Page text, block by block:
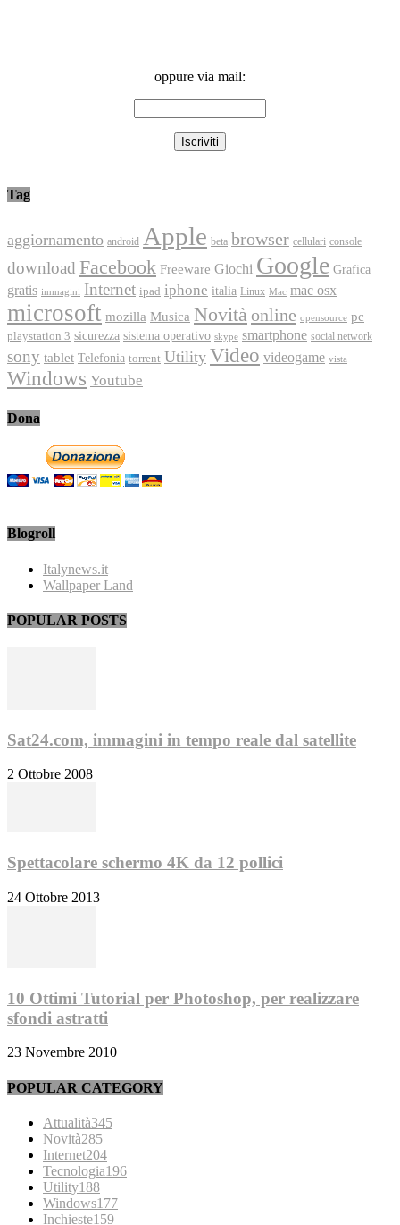
oppure via mail:
Tag
aggiornamento android Apple beta browser cellulari console
download Facebook Freeware Giochi Google Grafica
gratis immagini Internet ipad iphone italia Linux Mac mac osx
microsoft mozilla Musica Novità online opensource pc
playstation 3 sicurezza sistema operativo skype smartphone social network
sony tablet Telefonia torrent Utility Video videogame vista
Windows Youtube
Dona
Blogroll
Italynews.it
Wallpaper Land
POPULAR POSTS
Sat24.com, immagini in tempo reale dal satellite
2 Ottobre 2008
Spettacolare schermo 4K da 12 pollici
24 Ottobre 2013
10 Ottimi Tutorial per Photoshop, per realizzare
sfondi astratti
23 Novembre 2010
POPULAR CATEGORY
Attualità345
Novità285
Internet204
Tecnologia196
Utility188
Windows177
Inchieste159